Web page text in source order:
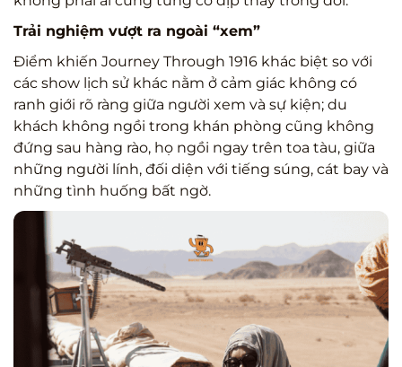
Trải nghiệm vượt ra ngoài “xem”
Điểm khiến Journey Through 1916 khác biệt so với
các show lịch sử khác nằm ở cảm giác không có
ranh giới rõ ràng giữa người xem và sự kiện; du
khách không ngồi trong khán phòng cũng không
đứng sau hàng rào, họ ngồi ngay trên toa tàu, giữa
những người lính, đối diện với tiếng súng, cát bay và
những tình huống bất ngờ.